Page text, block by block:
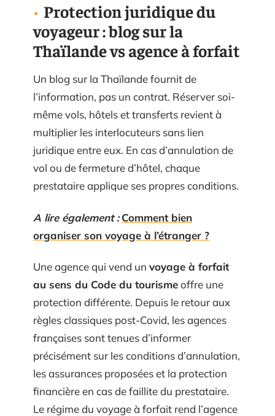
Protection juridique du
voyageur : blog sur la
Thaïlande vs agence à forfait
Un blog sur la Thaïlande fournit de
l’information, pas un contrat. Réserver soi-
même vols, hôtels et transferts revient à
multiplier les interlocuteurs sans lien
juridique entre eux. En cas d’annulation de
vol ou de fermeture d’hôtel, chaque
prestataire applique ses propres conditions.
A lire également : Comment bien
organiser son voyage à l’étranger ?
Une agence qui vend un voyage à forfait
au sens du Code du tourismeoffre une
protection différente. Depuis le retour aux
règles classiques post-Covid, les agences
françaises sont tenues d’informer
précisément sur les conditions d’annulation,
les assurances proposées et la protection
financière en cas de faillite du prestataire.
Le régime du voyage à forfait rend l’agence